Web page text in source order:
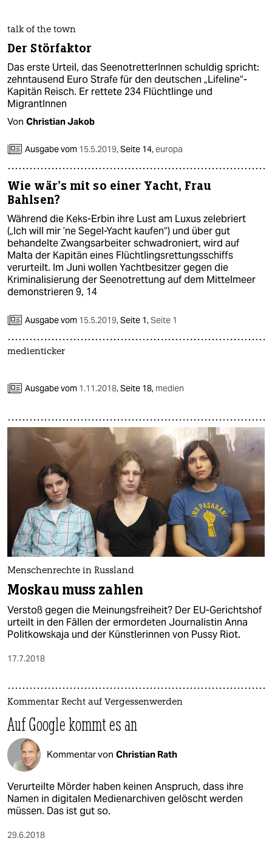
talk of the town
Der Störfaktor
Das erste Urteil, das SeenotretterInnen schuldig spricht:
zehntausend Euro Strafe für den deutschen „Lifeline“-
Kapitän Reisch. Er rettete 234 Flüchtlinge und
MigrantInnen
Von Christian Jakob
Ausgabe vom 15.5.2019,Seite 14,europa
Wie wär’s mit so einer Yacht, Frau
Bahlsen?
Während die Keks-Erbin ihre Lust am Luxus zelebriert
(„Ich will mir ’ne Segel-Yacht kaufen“) und über gut
behandelte Zwangsarbeiter schwadroniert, wird auf
Malta der Kapitän eines Flüchtlings­rettungsschiffs
verurteilt. Im Juni wollen Yachtbesitzer gegen die
Kriminalisierung der Seenotrettung auf dem Mittelmeer
demonstrieren 9, 14
Ausgabe vom 15.5.2019,Seite 1,Seite 1
medienticker
Ausgabe vom 1.11.2018,Seite 18, medien
Menschenrechte in Russland
Moskau muss zahlen
Verstoß gegen die Meinungsfreiheit? Der EU-Gerichtshof
urteilt in den Fällen der ermordeten Journalistin Anna
Politkowskaja und der Künstlerinnen von Pussy Riot.
17.7.2018
Kommentar Recht auf Vergessenwerden
Auf Google kommt es an
Kommentar von Christian Rath
Verurteilte Mörder haben keinen Anspruch, dass ihre
Namen in digitalen Medienarchiven gelöscht werden
müssen. Das ist gut so.
29.6.2018